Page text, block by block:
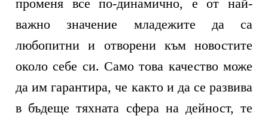
променя все по-динамично, е от най-
важно значение младежите да са
любопитни и отворени към новостите
около себе си. Само това качество може
да им гарантира, че както и да се развива
в бъдеще тяхната сфера на дейност, те